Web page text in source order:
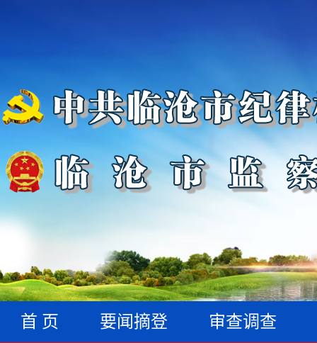
首 页 要闻摘登 审查调查